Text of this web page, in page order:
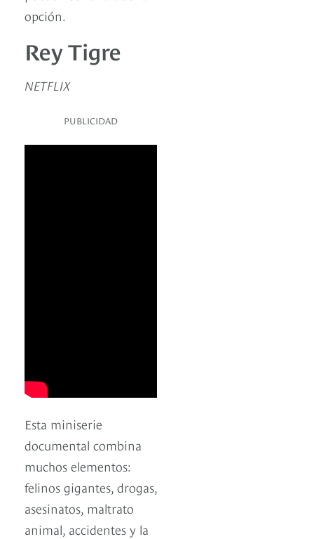
opción.
Rey Tigre
NETFLIX
PUBLICIDAD
Esta miniserie
documental combina
muchos elementos:
felinos gigantes, drogas,
asesinatos, maltrato
animal, accidentes y la